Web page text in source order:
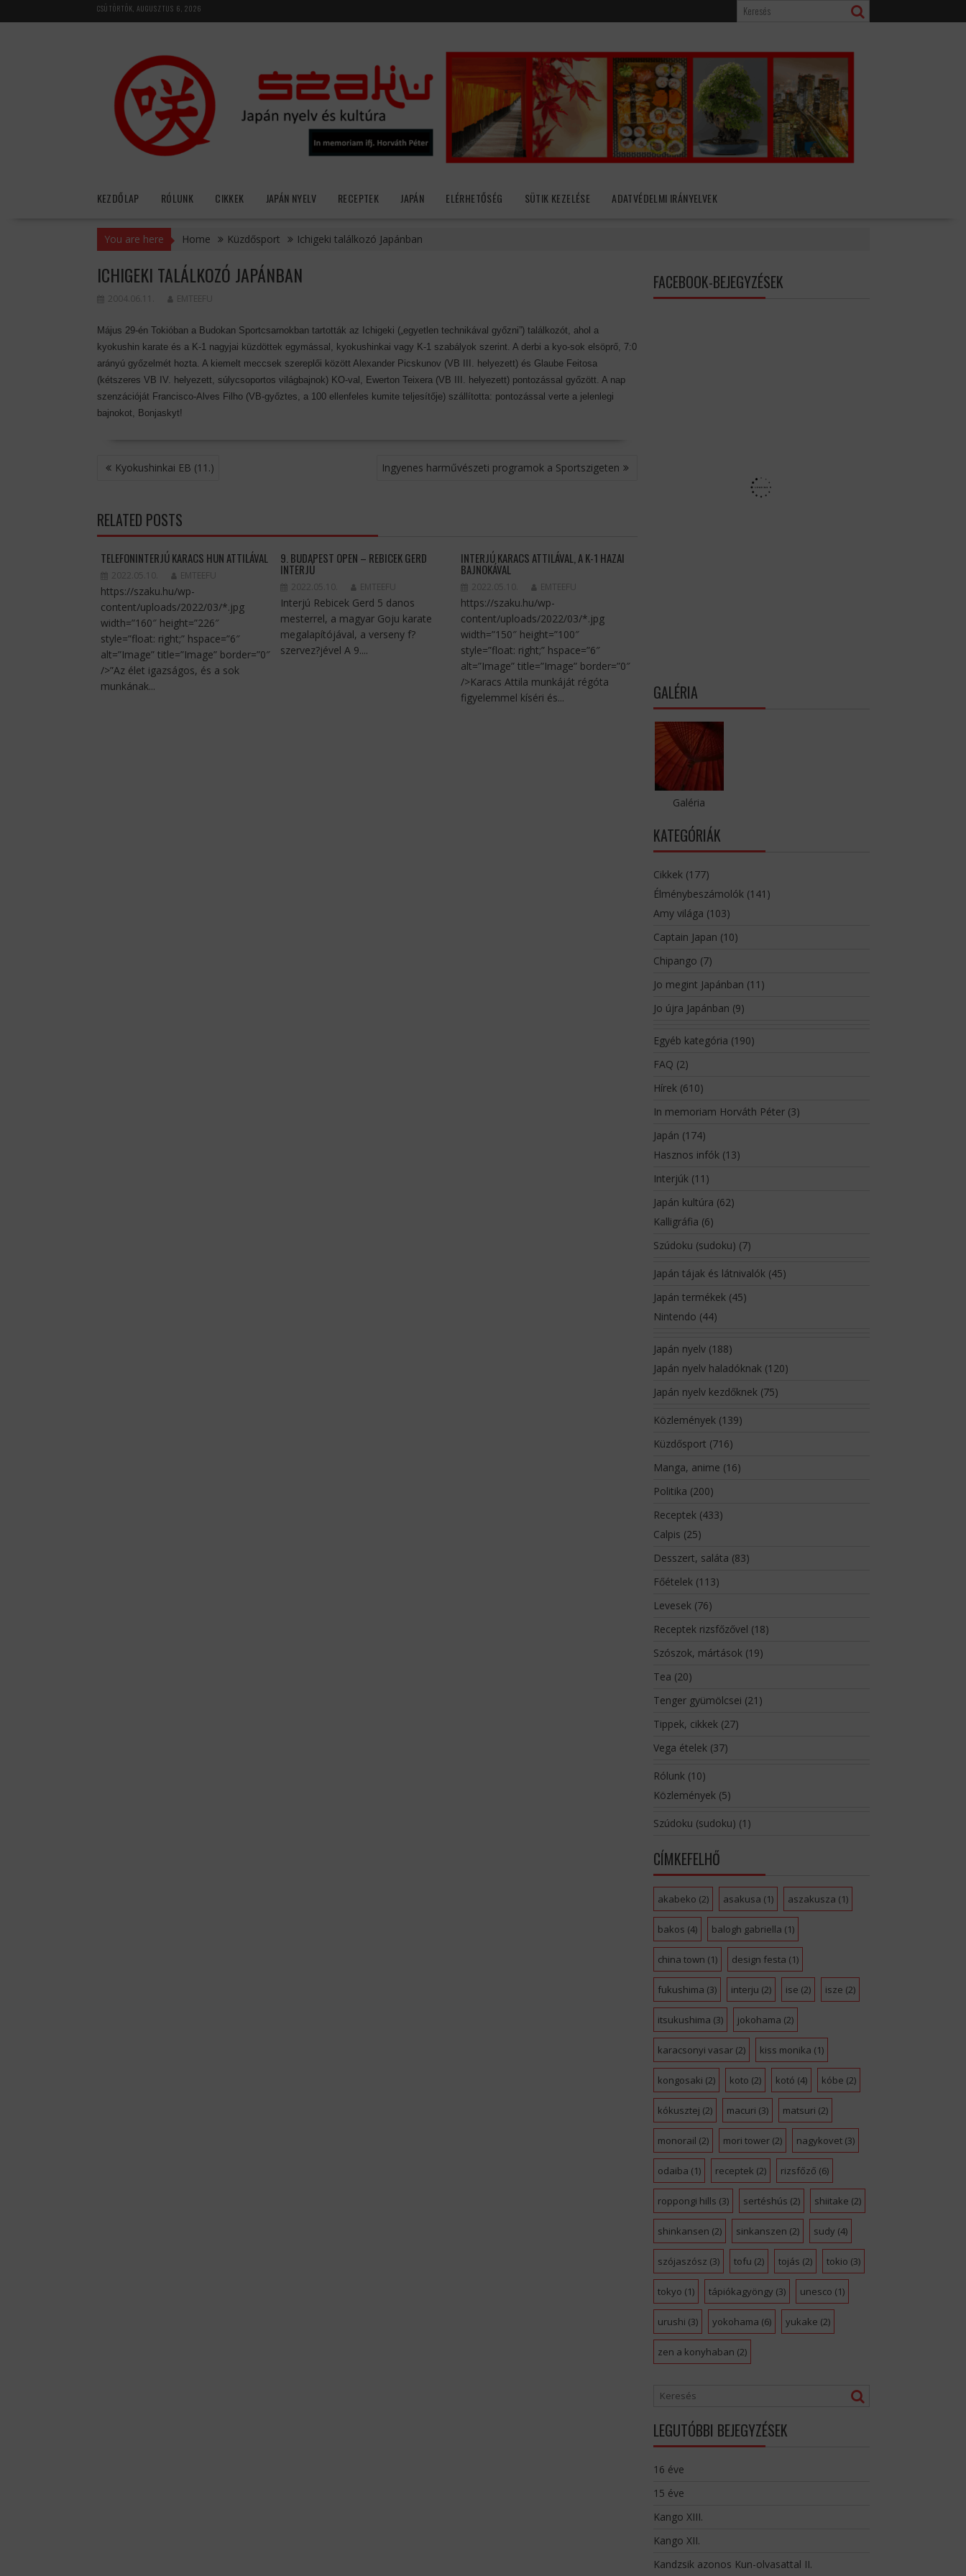
to
CSÜTÖRTÖK, AUGUSZTUS 6, 2026
KEZDŐLAP RÓLUNK CIKKEK JAPÁN NYELV RECEPTEK JAPÁN ELÉRHETŐSÉG SÜTIK KEZELÉSE ADATVÉDELMI IRÁNYELVEK
You are here Home Küzdősport Ichigeki találkozó Japánban
ICHIGEKI TALÁLKOZÓ JAPÁNBAN
2004.06.11. EMTEEFU
Május 29-én Tokióban a Budokan Sportcsarnokban tartották az Ichigeki („egyetlen technikával győzni”) találkozót, ahol a
kyokushin karate és a K-1 nagyjai küzdöttek egymással, kyokushinkai vagy K-1 szabályok szerint. A derbi a kyo-sok elsöprő, 7:0
arányú győzelmét hozta. A kiemelt meccsek szereplői között Alexander Picskunov (VB III. helyezett) és Glaube Feitosa
(kétszeres VB IV. helyezett, súlycsoportos világbajnok) KO-val, Ewerton Teixera (VB III. helyezett) pontozással győzött. A nap
szenzációját Francisco-Alves Filho (VB-győztes, a 100 ellenfeles kumite teljesítője) szállította: pontozással verte a jelenlegi
bajnokot, Bonjaskyt!
BEJEGYZÉS
NAVIGÁCIÓ
Kyokushinkai EB (11.) Ingyenes harművészeti programok a Sportszigeten
RELATED POSTS
TELEFONINTERJÚ KARACS HUN ATTILÁVAL
2022.05.10. EMTEEFU
https://szaku.hu/wp-
content/uploads/2022/03/*.jpg
width=”160″ height=”226″
style=”float: right;” hspace=”6″
alt=”Image” title=”Image” border=”0″
/>”Az élet igazságos, és a sok
munkának...
9. BUDAPEST OPEN – REBICEK GERD
INTERJÚ
2022.05.10. EMTEEFU
Interjú Rebicek Gerd 5 danos
mesterrel, a magyar Goju karate
megalapítójával, a verseny f?
szervez?jével A 9....
INTERJÚ KARACS ATTILÁVAL, A K-1 HAZAI
BAJNOKÁVAL
2022.05.10. EMTEEFU
https://szaku.hu/wp-
content/uploads/2022/03/*.jpg
width=”150″ height=”100″
style=”float: right;” hspace=”6″
alt=”Image” title=”Image” border=”0″
/>Karacs Attila munkáját régóta
figyelemmel kíséri és...
FACEBOOK-BEJEGYZÉSEK
GALÉRIA
Galéria
KATEGÓRIÁK
Cikkek(177)
Élménybeszámolók(141)
Amy világa (103)
Captain Japan (10)
Chipango (7)
Jo megint Japánban (11)
Jo újra Japánban (9)
Egyéb kategória (190)
FAQ (2)
Hírek(610)
In memoriam Horváth Péter(3)
Japán (174)
Hasznos infók(13)
Interjúk(11)
Japán kultúra (62)
Kalligráfia (6)
Szúdoku (sudoku) (7)
Japán tájak és látnivalók(45)
Japán termékek(45)
Nintendo (44)
Japán nyelv(188)
Japán nyelv haladóknak(120)
Japán nyelv kezdőknek(75)
Közlemények(139)
Küzdősport (716)
Manga, anime (16)
Politika (200)
Receptek(433)
Calpis (25)
Desszert, saláta (83)
Főételek(113)
Levesek(76)
Receptek rizsfőzővel (18)
Szószok, mártások(19)
Tea (20)
Tenger gyümölcsei (21)
Tippek, cikkek(27)
Vega ételek(37)
Rólunk(10)
Közlemények(5)
Szúdoku (sudoku) (1)
CÍMKEFELHŐ
akabeko (2) asakusa (1) aszakusza (1)
bakos (4) balogh gabriella (1)
china town (1) design festa (1)
fukushima (3) interju (2) ise (2) isze (2)
itsukushima (3) jokohama (2)
karacsonyi vasar(2) kiss monika (1)
kongosaki (2) koto (2) kotó (4) kóbe (2)
kókusztej (2) macuri (3) matsuri (2)
monorail (2) mori tower(2) nagykovet(3)
odaiba (1) receptek (2) rizsfőző (6)
roppongi hills (3) sertéshús (2) shiitake (2)
shinkansen (2) sinkanszen (2) sudy (4)
szójaszósz (3) tofu (2) tojás (2) tokio (3)
tokyo (1) tápiókagyöngy (3) unesco (1)
urushi (3) yokohama (6) yukake (2)
zen a konyhaban (2)
LEGUTÓBBI BEJEGYZÉSEK
16 éve
15 éve
Kango XIII.
Kango XII.
Kandzsik azonos Kun-olvasattal II.